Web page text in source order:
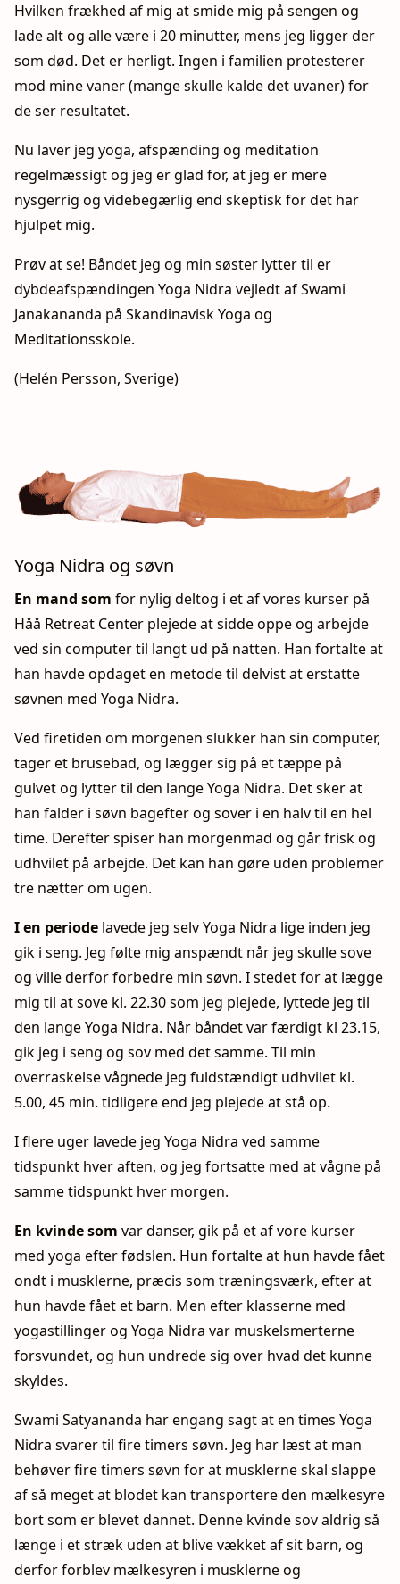
Hvilken frækhed af mig at smide mig på sengen og
lade alt og alle være i 20 minutter, mens jeg ligger der
som død. Det er herligt. Ingen i familien protesterer
mod mine vaner (mange skulle kalde det uvaner) for
de ser resultatet.
Nu laver jeg yoga, afspænding og meditation
regelmæssigt og jeg er glad for, at jeg er mere
nysgerrig og videbegærlig end skeptisk for det har
hjulpet mig.
Prøv at se! Båndet jeg og min søster lytter til er
dybdeafspændingen Yoga Nidra vejledt af Swami
Janakananda på Skandinavisk Yoga og
Meditationsskole.
(Helén Persson, Sverige)
Yoga Nidra og søvn
En mand som for nylig deltog i et af vores kurser på
Håå Retreat Center plejede at sidde oppe og arbejde
ved sin computer til langt ud på natten. Han fortalte at
han havde opdaget en metode til delvist at erstatte
søvnen med Yoga Nidra.
Ved firetiden om morgenen slukker han sin computer,
tager et brusebad, og lægger sig på et tæppe på
gulvet og lytter til den lange Yoga Nidra. Det sker at
han falder i søvn bagefter og sover i en halv til en hel
time. Derefter spiser han morgenmad og går frisk og
udhvilet på arbejde. Det kan han gøre uden problemer
tre nætter om ugen.
I en periode lavede jeg selv Yoga Nidra lige inden jeg
gik i seng. Jeg følte mig anspændt når jeg skulle sove
og ville derfor forbedre min søvn. I stedet for at lægge
mig til at sove kl. 22.30 som jeg plejede, lyttede jeg til
den lange Yoga Nidra. Når båndet var færdigt kl 23.15,
gik jeg i seng og sov med det samme. Til min
overraskelse vågnede jeg fuldstændigt udhvilet kl.
5.00, 45 min. tidligere end jeg plejede at stå op.
I flere uger lavede jeg Yoga Nidra ved samme
tidspunkt hver aften, og jeg fortsatte med at vågne på
samme tidspunkt hver morgen.
En kvinde som var danser, gik på et af vore kurser
med yoga efter fødslen. Hun fortalte at hun havde fået
ondt i musklerne, præcis som træningsværk, efter at
hun havde fået et barn. Men efter klasserne med
yogastillinger og Yoga Nidra var muskelsmerterne
forsvundet, og hun undrede sig over hvad det kunne
skyldes.
Swami Satyananda har engang sagt at en times Yoga
Nidra svarer til fire timers søvn. Jeg har læst at man
behøver fire timers søvn for at musklerne skal slappe
af så meget at blodet kan transportere den mælkesyre
bort som er blevet dannet. Denne kvinde sov aldrig så
længe i et stræk uden at blive vækket af sit barn, og
derfor forblev mælkesyren i musklerne og